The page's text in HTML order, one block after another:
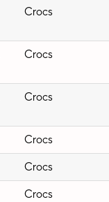
Crocs
Crocs
Crocs
Crocs
Crocs
Crocs